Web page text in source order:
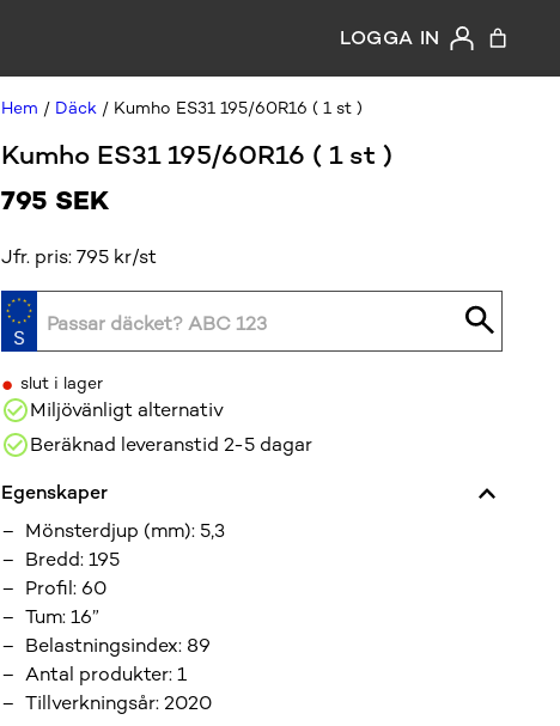
LOGGA IN
Hem / Däck / Kumho ES31 195/60R16 ( 1 st )
Kumho ES31 195/60R16 ( 1 st )
795 SEK
Jfr. pris: 795 kr/st
• slut i lager
Miljövänligt alternativ
Beräknad leveranstid 2-5 dagar
Egenskaper
Mönsterdjup (mm): 5,3
Bredd:195
Profil: 60
Tum:16”
Belastningsindex: 89
Antal produkter:1
Tillverkningsår:2020